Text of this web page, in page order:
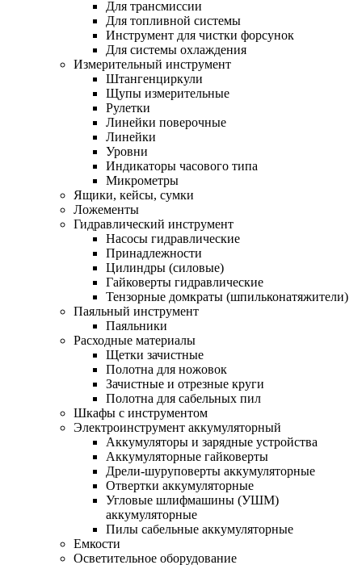
Для трансмиссии
Для топливной системы
Инструмент для чистки форсунок
Для системы охлаждения
Измерительный инструмент
Штангенциркули
Щупы измерительные
Рулетки
Линейки поверочные
Линейки
Уровни
Индикаторы часового типа
Микрометры
Ящики, кейсы, сумки
Ложементы
Гидравлический инструмент
Насосы гидравлические
Принадлежности
Цилиндры (силовые)
Гайковерты гидравлические
Тензорные домкраты (шпильконатяжители)
Паяльный инструмент
Паяльники
Расходные материалы
Щетки зачистные
Полотна для ножовок
Зачистные и отрезные круги
Полотна для сабельных пил
Шкафы с инструментом
Электроинструмент аккумуляторный
Аккумуляторы и зарядные устройства
Аккумуляторные гайковерты
Дрели-шуруповерты аккумуляторные
Отвертки аккумуляторные
Угловые шлифмашины (УШМ)
аккумуляторные
Пилы сабельные аккумуляторные
Емкости
Осветительное оборудование